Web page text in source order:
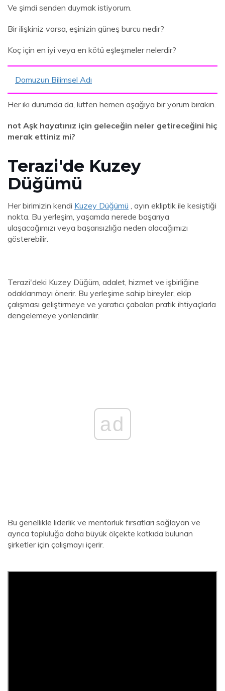
Ve şimdi senden duymak istiyorum.
Bir ilişkiniz varsa, eşinizin güneş burcu nedir?
Koç için en iyi veya en kötü eşleşmeler nelerdir?
Domuzun Bilimsel Adı
Her iki durumda da, lütfen hemen aşağıya bir yorum bırakın.
not Aşk hayatınız için geleceğin neler getireceğini hiç
merak ettiniz mi?
Terazi'de Kuzey
Düğümü
Her birimizin kendi Kuzey Düğümü , ayın ekliptik ile kesiştiği
nokta. Bu yerleşim, yaşamda nerede başarıya
ulaşacağımızı veya başarısızlığa neden olacağımızı
gösterebilir.
Terazi'deki Kuzey Düğüm, adalet, hizmet ve işbirliğine
odaklanmayı önerir. Bu yerleşime sahip bireyler, ekip
çalışması geliştirmeye ve yaratıcı çabaları pratik ihtiyaçlarla
dengelemeye yönlendirilir.
ad
Bu genellikle liderlik ve mentorluk fırsatları sağlayan ve
ayrıca topluluğa daha büyük ölçekte katkıda bulunan
şirketler için çalışmayı içerir.